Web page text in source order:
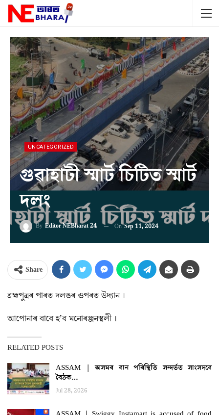
UNCATEGORIZED
গুৱাহাটী স্মাৰ্ট চিটিত স্মাৰ্ট
দলং
By Editor NEBharat 24 OnSep 11, 2024
Share
ব্ৰহ্মপুত্ৰৰ পাৰত দলঙৰ ওপৰত উদ্যান ।
আপোনাৰ বাবে হ’ব মনোৰঞ্জনস্থলী ।
RELATED POSTS
ASSAM | অসমৰ বান পৰিস্থিতি সন্দৰ্ভত সাংসদৰে
বৈঠক…
Jul 28, 2026